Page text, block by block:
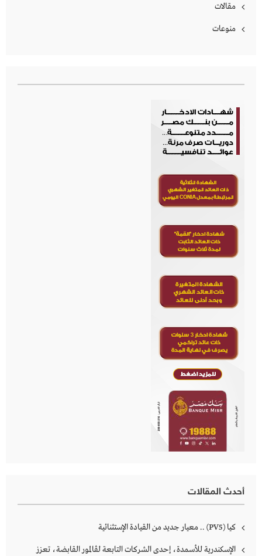
مقالات
منوعات
أحدث المقالات
كـــــيا (PV5) .. معيار جديد من القيادة الإستثنائية
الإسكندرية للأسمدة، إحدى الشركات التابعة لڤالمور القابضة، تعزز